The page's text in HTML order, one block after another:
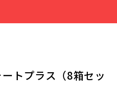
トプラス（8箱セッ